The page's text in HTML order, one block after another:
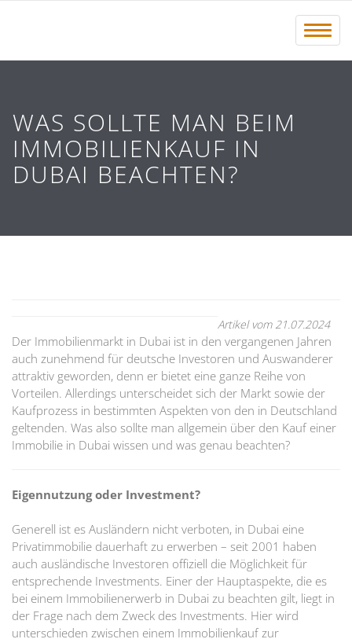
Menü
WAS SOLLTE MAN BEIM
IMMOBILIENKAUF IN
DUBAI BEACHTEN?
Artikel vom 21.07.2024
Der Immobilienmarkt in Dubai ist in den vergangenen Jahren
auch zunehmend für deutsche Investoren und Auswanderer
attraktiv geworden, denn er bietet eine ganze Reihe von
Vorteilen. Allerdings unterscheidet sich der Markt sowie der
Kaufprozess in bestimmten Aspekten von den in Deutschland
geltenden. Was also sollte man allgemein über den Kauf einer
Immobilie in Dubai wissen und was genau beachten?
Eigennutzung oder Investment?
Generell ist es Ausländern nicht verboten, in Dubai eine
Privatimmobilie dauerhaft zu erwerben – seit 2001 haben
auch ausländische Investoren offiziell die Möglichkeit für
entsprechende Investments. Einer der Hauptaspekte, die es
bei einem Immobilienerwerb in Dubai zu beachten gilt, liegt in
der Frage nach dem Zweck des Investments. Hier wird
unterschieden zwischen einem Immobilienkauf zur